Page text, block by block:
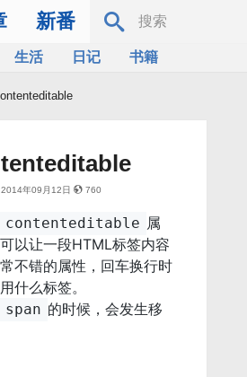
新番
生活 日记
书籍
2014年09月12日 760
contenteditable 属
以让一段HTML标签内容
不错的属性，回车换行时
什么标签。
span 的时候，会发生移